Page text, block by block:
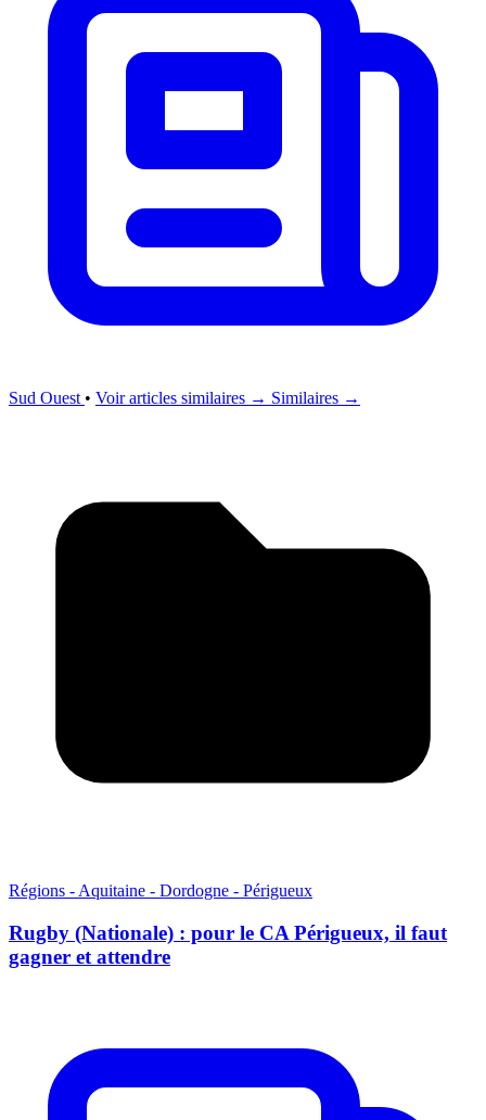
Sud Ouest • Voir articles similaires → Similaires →
Régions - Aquitaine - Dordogne - Périgueux
Rugby (Nationale) : pour le CA Périgueux, il faut
gagner et attendre